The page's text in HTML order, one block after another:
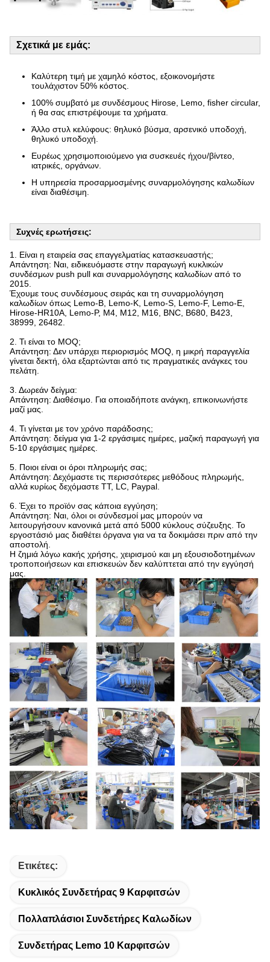
Σχετικά με εμάς:
Καλύτερη τιμή με χαμηλό κόστος, εξοικονομήστε
τουλάχιστον 50% κόστος.
100% συμβατό με συνδέσμους Hirose, Lemo, fisher circular,
ή θα σας επιστρέψουμε τα χρήματα.
Άλλο στυλ κελύφους: θηλυκό βύσμα, αρσενικό υποδοχή,
θηλυκό υποδοχή.
Ευρέως χρησιμοποιούμενο για συσκευές ήχου/βίντεο,
ιατρικές, οργάνων.
Η υπηρεσία προσαρμοσμένης συναρμολόγησης καλωδίων
είναι διαθέσιμη.
Συχνές ερωτήσεις:
1. Είναι η εταιρεία σας επαγγελματίας κατασκευαστής;
Απάντηση: Ναι, ειδικευόμαστε στην παραγωγή κυκλικών
συνδέσμων push pull και συναρμολόγησης καλωδίων από το
2015.
Έχουμε τους συνδέσμους σειράς και τη συναρμολόγηση
καλωδίων όπως Lemo-B, Lemo-K, Lemo-S, Lemo-F, Lemo-E,
Hirose-HR10A, Lemo-P, M4, M12, M16, BNC, B680, B423,
38999, 26482.
2. Τι είναι το MOQ;
Απάντηση: Δεν υπάρχει περιορισμός MOQ, η μικρή παραγγελία
γίνεται δεκτή, όλα εξαρτώνται από τις πραγματικές ανάγκες του
πελάτη.
3. Δωρεάν δείγμα:
Απάντηση: Διαθέσιμο. Για οποιαδήποτε ανάγκη, επικοινωνήστε
μαζί μας.
4. Τι γίνεται με τον χρόνο παράδοσης;
Απάντηση: δείγμα για 1-2 εργάσιμες ημέρες, μαζική παραγωγή για
5-10 εργάσιμες ημέρες.
5. Ποιοι είναι οι όροι πληρωμής σας;
Απάντηση: Δεχόμαστε τις περισσότερες μεθόδους πληρωμής,
αλλά κυρίως δεχόμαστε TT, LC, Paypal.
6. Έχει το προϊόν σας κάποια εγγύηση;
Απάντηση: Ναι, όλοι οι σύνδεσμοί μας μπορούν να
λειτουργήσουν κανονικά μετά από 5000 κύκλους σύζευξης. Το
εργοστάσιό μας διαθέτει όργανα για να τα δοκιμάσει πριν από την
αποστολή.
Η ζημιά λόγω κακής χρήσης, χειρισμού και μη εξουσιοδοτημένων
τροποποιήσεων και επισκευών δεν καλύπτεται από την εγγύησή
μας.
Ετικέτες:
Κυκλικός Συνδετήρας 9 Καρφιτσών
Πολλαπλάσιοι Συνδετήρες Καλωδίων
Συνδετήρας Lemo 10 Καρφιτσών